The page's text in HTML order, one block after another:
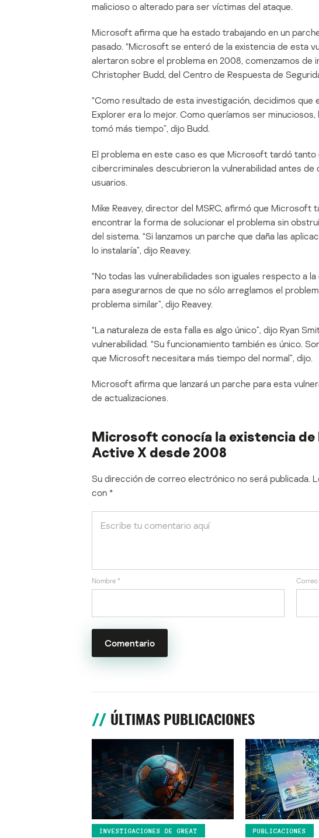
malicioso o alterado para ser víctimas del ataque.
Microsoft afirma que ha estado trabajando en un
pasado. “Microsoft se enteró de la existencia de esta
alertaron sobre el problema en 2008, comenzamos de
Christopher Budd, del Centro de Respuesta de
“Como resultado de esta investigación, decidimos
Explorer era lo mejor. Como queríamos ser
tomó más tiempo”, dijo Budd.
El problema en este caso es que Microsoft tardó tanto
cibercriminales descubrieron la vulnerabilidad antes
usuarios.
Mike Reavey, director del MSRC, afirmó que
encontrar la forma de solucionar el problema sin
del sistema. “Si lanzamos un parche que daña las
lo instalaría”, dijo Reavey.
“No todas las vulnerabilidades son iguales respecto a
para asegurarnos de que no sólo arreglamos el
problema similar”, dijo Reavey.
“La naturaleza de esta falla es algo único”, dijo Ryan
vulnerabilidad. “Su funcionamiento también es único.
que Microsoft necesitara más tiempo del normal”, dijo.
Microsoft afirma que lanzará un parche para esta
de actualizaciones.
Microsoft conocía la existencia
Active X desde 2008
Su dirección de correo electrónico no será publicada.
con *
Nombre *
ÚLTIMAS PUBLICACIONES
INVESTIGACIONES DE GREAT PUBLICACIONES